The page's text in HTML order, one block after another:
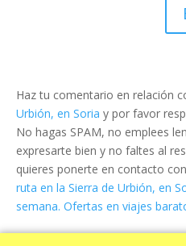
Haz tu comentario en relación
Urbión, en Soria y por favor
No hagas SPAM, no emplees
expresarte bien y no faltes al
quieres ponerte en contacto
ruta en la Sierra de Urbión, en
semana. Ofertas en viajes